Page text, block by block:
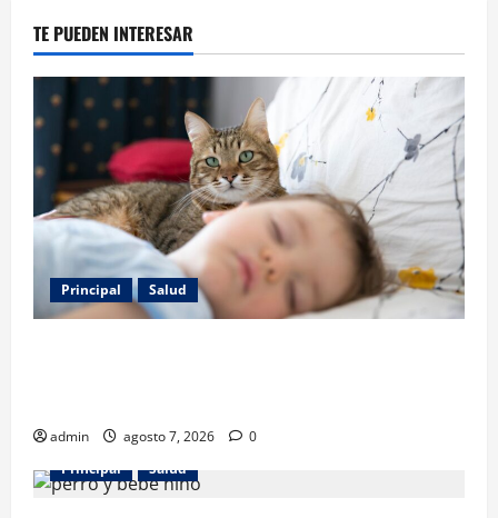
TE PUEDEN INTERESAR
Principal Salud
admin agosto 7, 2026
0
Principal
Salud